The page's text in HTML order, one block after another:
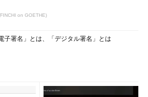
on GOETHE)
電子署名」とは、「デジタル署名」とは